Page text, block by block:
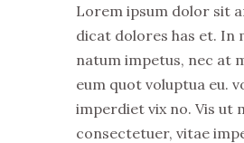
Lorem ipsum dolor sit
dicat dolores has et. In
natum impetus, nec at
eum quot voluptua eu.
imperdiet vix no. Vis ut
consectetuer, vitae